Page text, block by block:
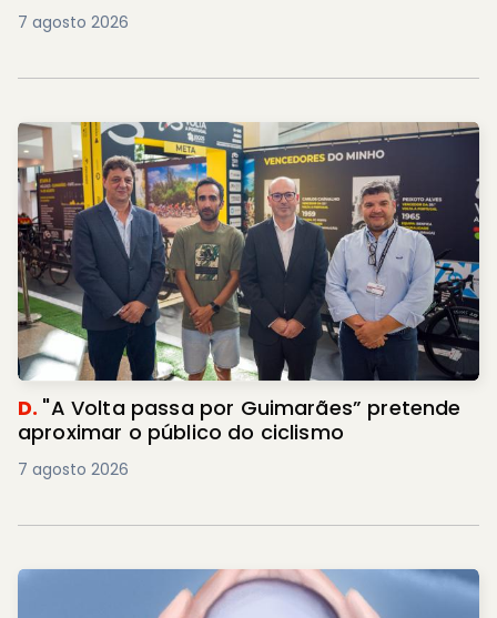
7 agosto 2026
D. "A Volta passa por Guimarães” pretende
aproximar o público do ciclismo
7 agosto 2026